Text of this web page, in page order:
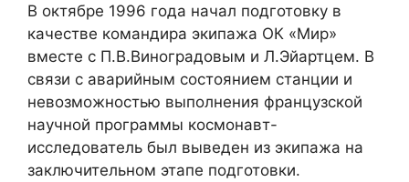
В октябре 1996 года начал подготовку в
качестве командира экипажа ОК «Мир»
вместе с П.В.Виноградовым и Л.Эйартцем. В
связи с аварийным состоянием станции и
невозможностью выполнения французской
научной программы космонавт-
исследователь был выведен из экипажа на
заключительном этапе подготовки.